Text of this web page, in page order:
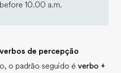
before 10.00 a.m.
de percepção
o padrão seguido é verbo +